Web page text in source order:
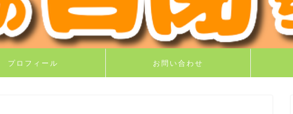
プロフィール お問い合わせ